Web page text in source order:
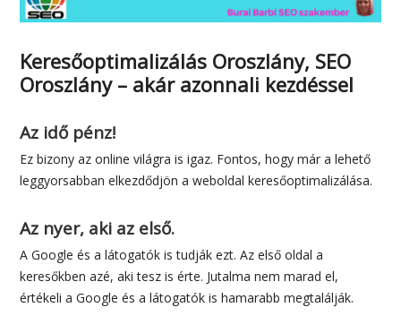
Keresőoptimalizálás Oroszlány, SEO
Oroszlány – akár azonnali kezdéssel
Az idő pénz!
Ez bizony az online világra is igaz. Fontos, hogy már a lehető
leggyorsabban elkezdődjön a weboldal keresőoptimalizálása.
Az nyer, aki az első.
A Google és a látogatók is tudják ezt. Az első oldal a
keresőkben azé, aki tesz is érte. Jutalma nem marad el,
értékeli a Google és a látogatók is hamarabb megtalálják.